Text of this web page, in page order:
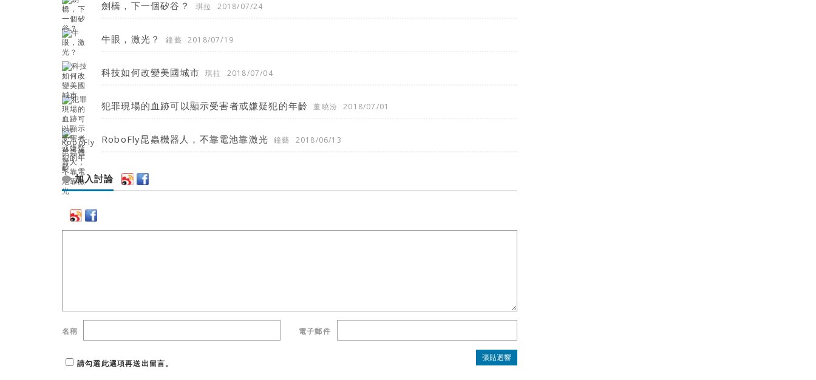
劍橋，下一個矽谷？ 琪拉 2018/07/24
牛眼，激光？ 鐘藝 2018/07/19
科技如何改變美國城市 琪拉 2018/07/04
犯罪現場的血跡可以顯示受害者或嫌疑犯的年齡 董曉汾 2018/07/01
RoboFly昆蟲機器人，不靠電池靠激光 鐘藝 2018/06/13
加入討論
名稱 電子郵件
請勾選此選項再送出留言。